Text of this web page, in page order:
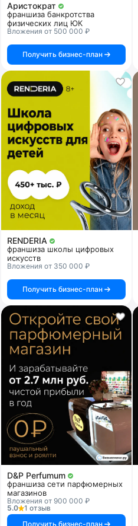
Аристократ
франшиза банкротства
физических лиц ЮК
Вложения от 500 000 ₽
Получить бизнес-план
RENDERIA
франшиза школы цифровых
искусств
Вложения от 350 000 ₽
Получить бизнес-план
D&P Perfumum
франшиза сети парфюмерных
магазинов
Вложения от 900 000 ₽
5.0
1 отзыв
Получить бизнес-план